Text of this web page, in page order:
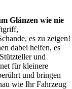
Glänzen wie nie
es zu zeigen!
dabei helfen, es
und
für kleinere
und bringen
wie Ihr Fahrzeug